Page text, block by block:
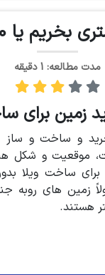
مدت مطالعه: 1 دقیقه
زمین برای
و ساخت و ساز
موقعیت و شکل
برای ساخت ویلا
زمین های روبه